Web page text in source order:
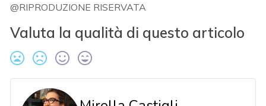
@RIPRODUZIONE RISERVATA
Valuta la qualità di questo articolo